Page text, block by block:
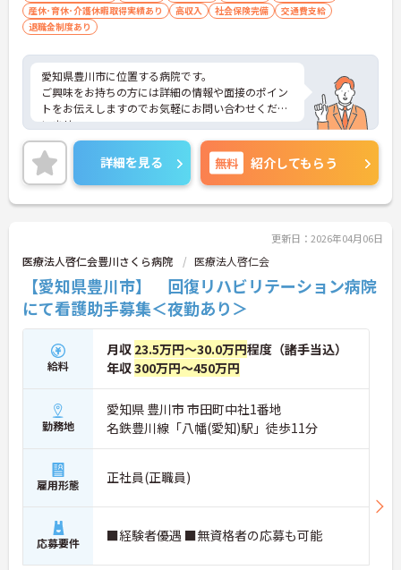
産休･育休･介護休暇取得実績あり
高収入 社会保険完備
交通費支給
退職金制度あり
愛知県豊川市に位置する病院です。
ご興味をお持ちの方には詳細の情報や面接のポイン
トをお伝えしますのでお気軽にお問い合わせくださ
いませ。
詳細を見る 無料 紹介してもらう
更新日：2026年04月06日
医療法人啓仁会豊川さくら病院 医療法人啓仁会
【愛知県豊川市】 回復リハビリテーション病院
にて看護助手募集＜夜勤あり＞
給料
月収 23.5万円～30.0万円程度（諸手当込）
年収300万円～450万円
勤務地
愛知県 豊川市 市田町中社1番地
名鉄豊川線「八幡(愛知)駅」徒歩11分
雇用形態 正社員(正職員)
応募要件 ■経験者優遇 ■無資格者の応募も可能